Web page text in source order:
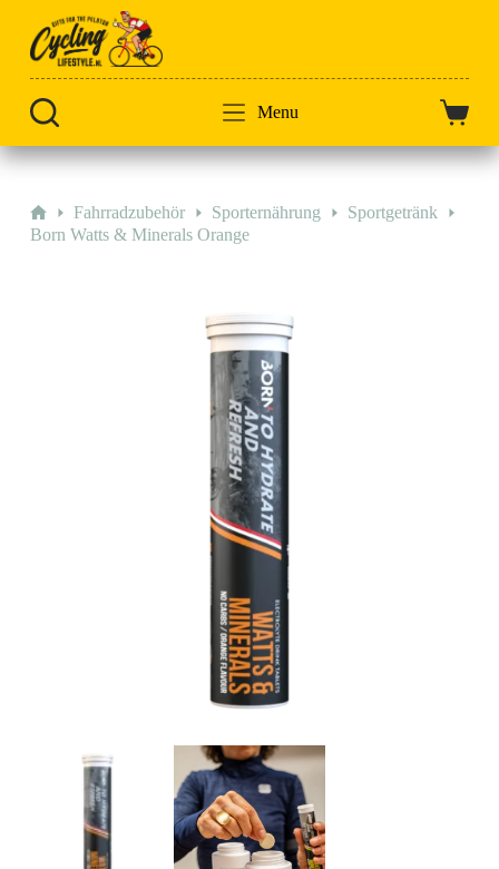
Inhalt
springen
Menu
StartFahrradzubehör Sporternährung
Sportgetränk
Born Watts & Minerals Orange